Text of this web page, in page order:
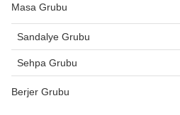
Masa Grubu
Sandalye Grubu
Sehpa Grubu
Berjer Grubu